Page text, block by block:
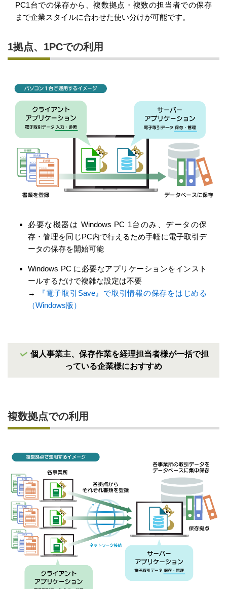
PC1台での保存から、複数拠点・複数の担当者での保存
まで企業スタイルに合わせた使い分けが可能です。
1拠点、1PCでの利用
必要な機器は Windows PC 1台のみ、データの保
存・管理を同じPC内で行えるため手軽に電子取引デ
ータの保存を開始可能
Windows PC に必要なアプリケーションをインスト
ールするだけで複雑な設定は不要
→
『電子取引Save』で取引情報の保存をはじめる
（Windows版）
個人事業主、保存作業を経理担当者様が一括で担
っている企業様におすすめ
複数拠点での利用